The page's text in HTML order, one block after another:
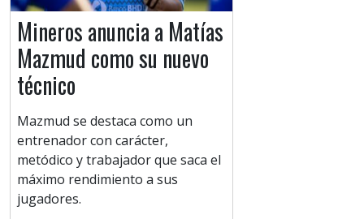
Mineros anuncia a Matías
Mazmud como su nuevo
técnico
Mazmud se destaca como un
entrenador con carácter,
metódico y trabajador que saca el
máximo rendimiento a sus
jugadores.